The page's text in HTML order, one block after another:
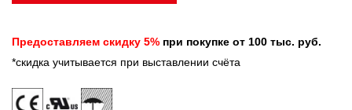
Предоставляем скидку 5% при покупке от 100 тыс. руб.
*скидка учитывается при выставлении счёта